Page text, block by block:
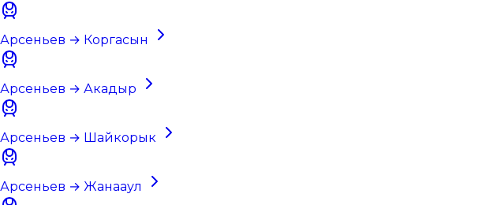
Арсеньев → Коргасын
Арсеньев → Акадыр
Арсеньев → Шайкорык
Арсеньев → Жанааул